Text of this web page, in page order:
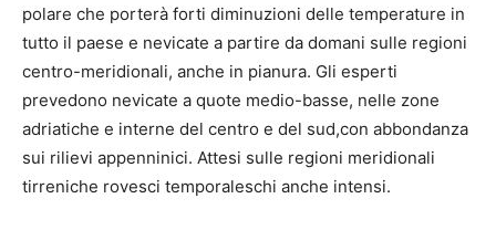
polare che porterà forti diminuzioni delle temperature in
tutto il paese e nevicate a partire da domani sulle regioni
centro-meridionali, anche in pianura. Gli esperti
prevedono nevicate a quote medio-basse, nelle zone
adriatiche e interne del centro e del sud,con abbondanza
sui rilievi appenninici. Attesi sulle regioni meridionali
tirreniche rovesci temporaleschi anche intensi.